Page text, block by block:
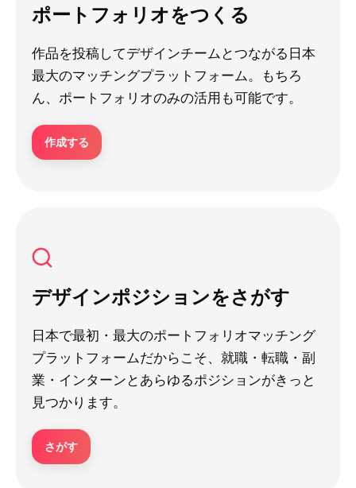
ポートフォリオをつくる
作品を投稿してデザインチームとつながる日本
最大のマッチングプラットフォーム。もちろ
ん、ポートフォリオのみの活用も可能です。
作成する
デザインポジションをさがす
日本で最初・最大のポートフォリオマッチング
プラットフォームだからこそ、就職・転職・副
業・インターンとあらゆるポジションがきっと
見つかります。
さがす